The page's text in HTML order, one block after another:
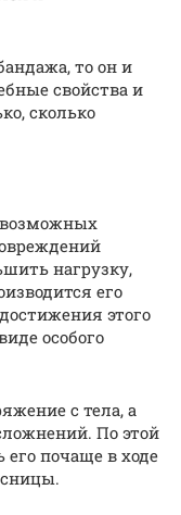
то он и
свойства и
сколько
нагрузку,
его
этого
особого
с тела, а
По этой
почаще в ходе